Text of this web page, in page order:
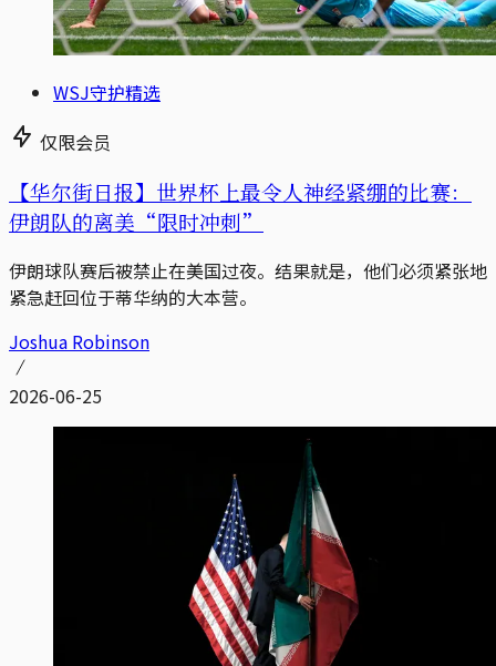
WSJ守护精选
仅限会员
【华尔街日报】世界杯上最令人神经紧绷的比赛：
伊朗队的离美“限时冲刺”
伊朗球队赛后被禁止在美国过夜。结果就是，他们必须紧张地
紧急赶回位于蒂华纳的大本营。
Joshua Robinson
2026-06-25